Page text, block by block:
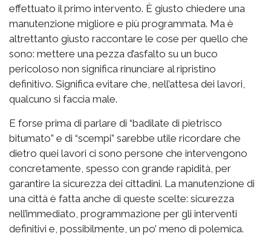
effettuato il primo intervento. È giusto chiedere una
manutenzione migliore e più programmata. Ma è
altrettanto giusto raccontare le cose per quello che
sono: mettere una pezza d’asfalto su un buco
pericoloso non significa rinunciare al ripristino
definitivo. Significa evitare che, nell’attesa dei lavori,
qualcuno si faccia male.
E forse prima di parlare di “badilate di pietrisco
bitumato” e di “scempi” sarebbe utile ricordare che
dietro quei lavori ci sono persone che intervengono
concretamente, spesso con grande rapidità, per
garantire la sicurezza dei cittadini. La manutenzione di
una città è fatta anche di queste scelte: sicurezza
nell’immediato, programmazione per gli interventi
definitivi e, possibilmente, un po’ meno di polemica.